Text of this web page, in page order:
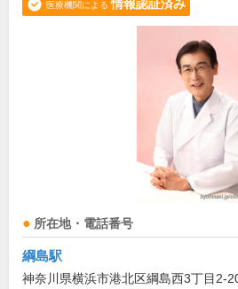
医療機関による 情報認証済み
所在地・電話番号
綱島駅
神奈川県横浜市港北区綱島西3丁目2-